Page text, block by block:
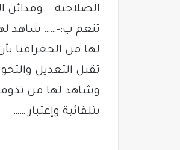
الصلاحية … ومدائن
تنعم ب:-…… شاهد
لها من الجغرافيا
تقبل التعديل
وشاهد لها من
بتلقائية وإعتبار ……